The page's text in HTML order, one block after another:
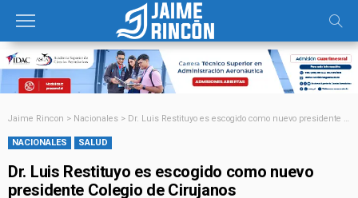
Jaime Rincon > Nacionales > Dr. Luis Restituyo es escogido como nuevo presidente Colegio de Cirujanos
NACIONALES SALUD
Dr. Luis Restituyo es escogido como nuevo
presidente Colegio de Cirujanos